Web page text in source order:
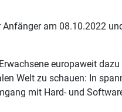
am 08.10.2022
europaweit
Welt zu schauen: In
mit Hard- und